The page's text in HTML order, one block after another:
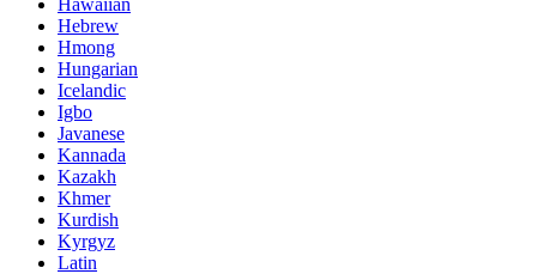
Hebrew
Hmong
Hungarian
Icelandic
Igbo
Javanese
Kannada
Kazakh
Khmer
Kurdish
Kyrgyz
Latin